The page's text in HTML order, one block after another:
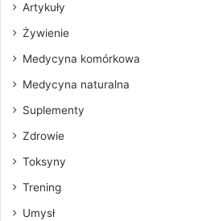
Artykuły
Żywienie
Medycyna komórkowa
Medycyna naturalna
Suplementy
Zdrowie
Toksyny
Trening
Umysł